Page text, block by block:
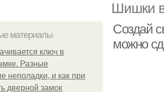
Шишки
материалы
ключ в
Разные
неполадки, и как при
дверной замок
Создай
можно